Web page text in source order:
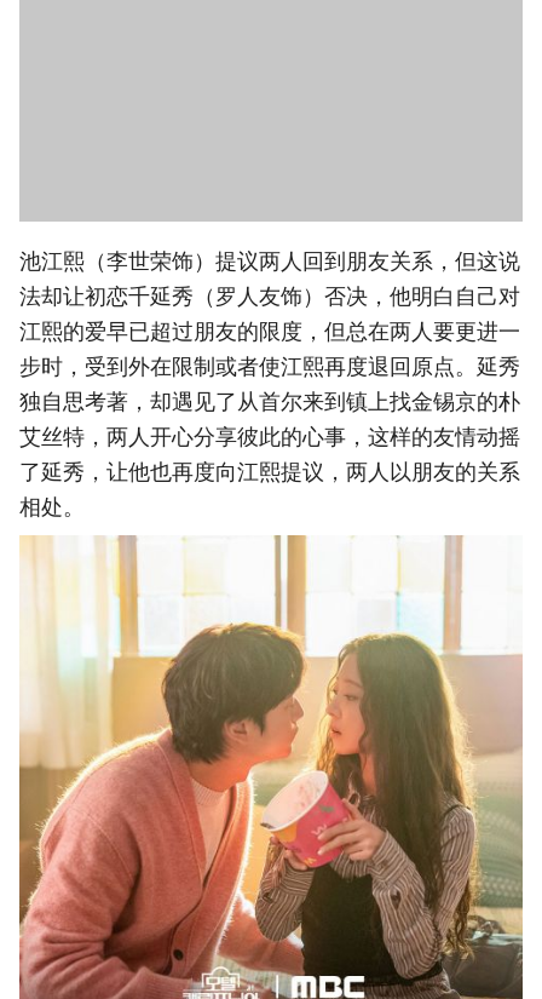
池江熙（李世荣饰）提议两人回到朋友关系，但这说
法却让初恋千延秀（罗人友饰）否决，他明白自己对
江熙的爱早已超过朋友的限度，但总在两人要更进一
步时，受到外在限制或者使江熙再度退回原点。延秀
独自思考著，却遇见了从首尔来到镇上找金锡京的朴
艾丝特，两人开心分享彼此的心事，这样的友情动摇
了延秀，让他也再度向江熙提议，两人以朋友的关系
相处。